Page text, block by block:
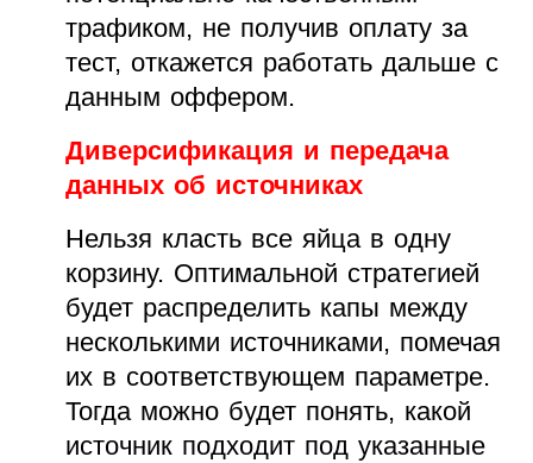
трафиком, не получив оплату за
тест, откажется работать дальше с
данным оффером.
Диверсификация и передача
данных об источниках
Нельзя класть все яйца в одну
корзину. Оптимальной стратегией
будет распределить капы между
несколькими источниками, помечая
их в соответствующем параметре.
Тогда можно будет понять, какой
источник подходит под указанные